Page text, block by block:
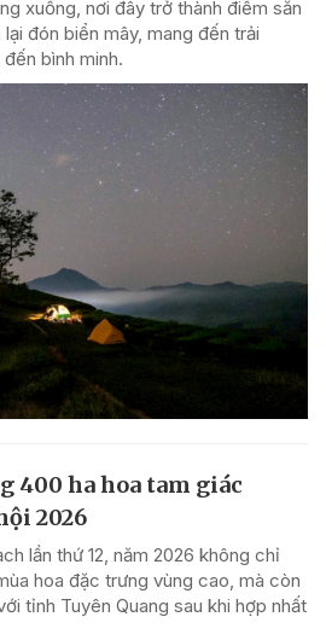
xuống, nơi đây trở thành điểm săn
đón biển mây, mang đến trải
bình minh.
400 ha hoa tam giác
2026
lần thứ 12, năm 2026 không chỉ
hoa đặc trưng vùng cao, mà còn
tỉnh Tuyên Quang sau khi hợp nhất